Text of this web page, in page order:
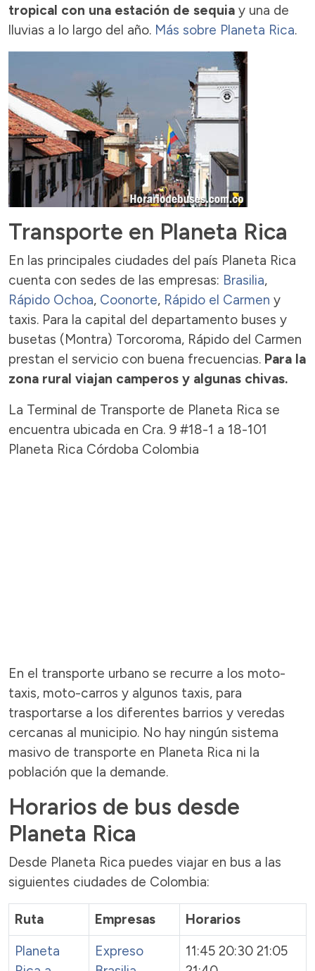
tropical con una estación de sequia y una de
lluvias a lo largo del año. Más sobre Planeta Rica.
Transporte en Planeta Rica
En las principales ciudades del país Planeta Rica
cuenta con sedes de las empresas: Brasilia,
Rápido Ochoa, Coonorte, Rápido el Carmen y
taxis. Para la capital del departamento buses y
busetas (Montra) Torcoroma, Rápido del Carmen
prestan el servicio con buena frecuencias. Para la
zona rural viajan camperos y algunas chivas.
La Terminal de Transporte de Planeta Rica se
encuentra ubicada en Cra. 9 #18-1 a 18-101
Planeta Rica Córdoba Colombia
En el transporte urbano se recurre a los moto-
taxis, moto-carros y algunos taxis, para
trasportarse a los diferentes barrios y veredas
cercanas al municipio. No hay ningún sistema
masivo de transporte en Planeta Rica ni la
población que la demande.
Horarios de bus desde
Planeta Rica
Desde Planeta Rica puedes viajar en bus a las
siguientes ciudades de Colombia:
Ruta Empresas
Horarios
Planeta
Expreso
11:45 20:30 21:05